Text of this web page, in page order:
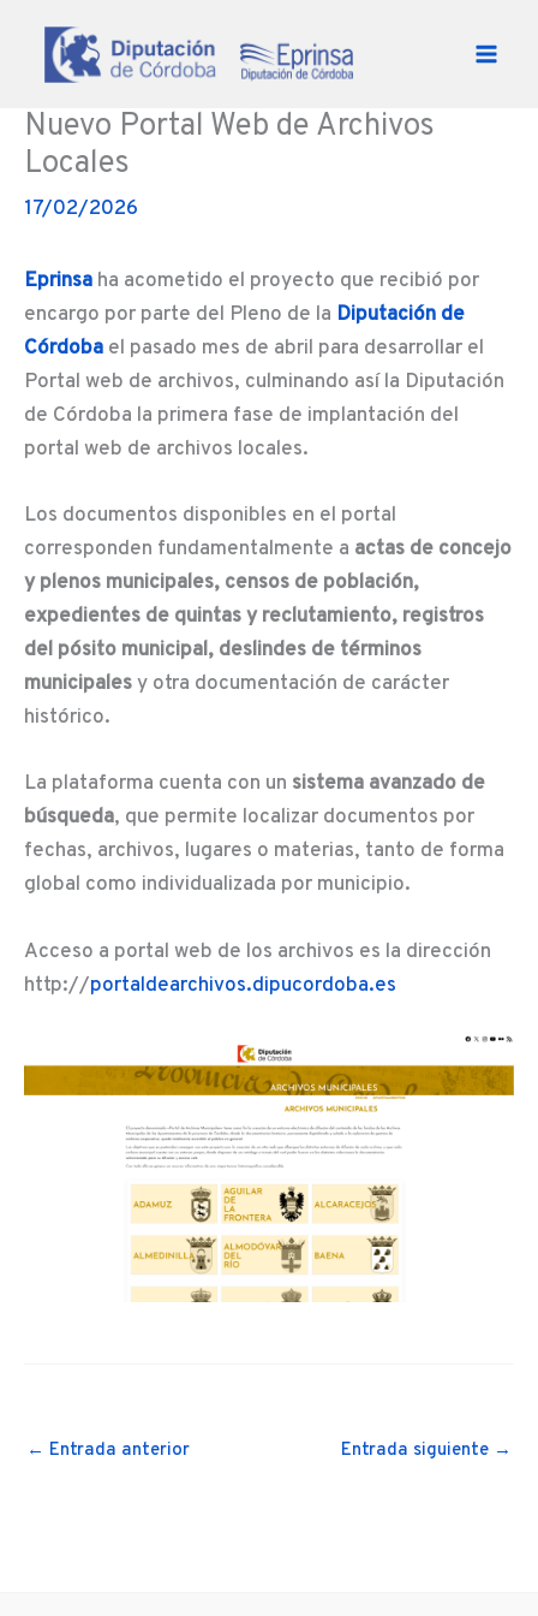
Nuevo Portal Web de Archivos
Locales
17/02/2026
Eprinsa ha acometido el proyecto que recibió por
encargo por parte del Pleno de la Diputación de
Córdoba el pasado mes de abril para desarrollar el
Portal web de archivos, culminando así la Diputación
de Córdoba la primera fase de implantación del
portal web de archivos locales.
Los documentos disponibles en el portal
corresponden fundamentalmente a actas de concejo
y plenos municipales, censos de población,
expedientes de quintas y reclutamiento, registros
del pósito municipal, deslindes de términos
municipalesy otra documentación de carácter
histórico.
La plataforma cuenta con un sistema avanzado de
búsqueda, que permite localizar documentos por
fechas, archivos, lugares o materias, tanto de forma
global como individualizada por municipio.
Acceso a portal web de los archivos es la dirección
http://portaldearchivos.dipucordoba.es
← Entrada anterior Entrada siguiente →